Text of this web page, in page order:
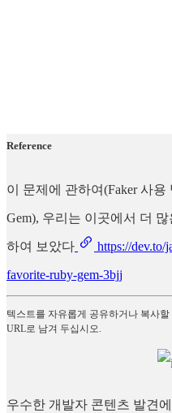
Reference
이 문제에 관하여(Faker 사
Gem), 우리는 이곳에서 더
하여 보았다 https://dev.to/
favorite-ruby-gem-3bjj
텍스트를 자유롭게 공유하거나 복사
URL로 남겨 두십시오.
우수한 개발자 콘텐츠 발견